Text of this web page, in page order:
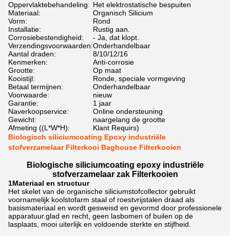
Oppervlaktebehandeling: Het elektrostatische bespuiten
Materiaal:
Organisch Silicium
Vorm:
Rond
Installatie:
Rustig aan.
Corrosiebestendigheid:
- Ja, dat klopt.
Verzendingsvoorwaarden:Onderhandelbaar
Aantal draden:
8/10/12/16
Kenmerken:
Anti-corrosie
Grootte:
Op maat
Kooistijl:
Ronde, speciale vormgeving
Betaal termijnen:
Onderhandelbaar
Voorwaarde:
nieuw
Garantie:
1 jaar
Naverkoopservice:
Online ondersteuning
Gewicht:
naargelang de grootte
Afmeting ((L*W*H):
Klant Requirs)
Biologisch siliciumcoating Epoxy industriële
stofverzamelaar Filterkooi Baghouse Filterkooien
Biologische siliciumcoating epoxy industriële
stofverzamelaar zak Filterkooien
1Materiaal en structuur
Het skelet van de organische siliciumstofcollector gebruikt
voornamelijk koolstofarm staal of roestvrijstalen draad als
basismateriaal en wordt gesweisd en gevormd door professionele
apparatuur.glad en recht, geen lasbomen of builen op de
lasplaats, mooi uiterlijk en voldoende sterkte en stijfheid.